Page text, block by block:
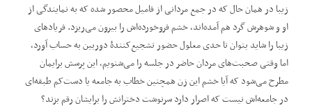
زیبا در همان حال که در جمع مردانی از فامیل محصور شده که به نمایندگی از
او و شوهرش گرد هم آمده‌اند، خشم فروخورده‌اش را بیرون می‌ریزد. فریادهای
زیبا را شاید بتوان تا حدی معلول حضور تشجیع‌کنندۀ دوربین به حساب آورد،
اما وقتی صحبت‌های مردان حاضر در جلسه را می‌شنویم، این پرسش برایمان
مطرح می‌شود که آیا خشم این زن همچنین خطاب به جامعه یا دست‌کم طبقه‌ای
در جامعه‌اش نیست که اصرار دارد سرنوشت دخترانش را برایشان رقم بزند؟